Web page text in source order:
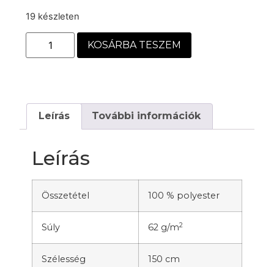
19 készleten
KOSÁRBA TESZEM
Leírás További információk
Leírás
Összetétel 100 % polyester
Súly 62 g/m2
Szélesség 150 cm